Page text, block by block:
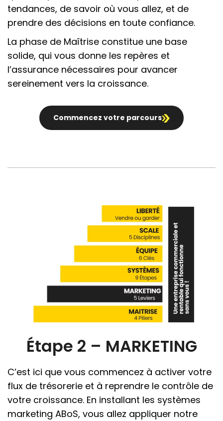
tendances, de savoir où vous allez, et de
prendre des décisions en toute confiance.
La phase de Maîtrise constitue une base
solide, qui vous donne les repères et
l’assurance nécessaires pour avancer
sereinement vers la croissance.
Commencez votre parcours
Étape 2 – MARKETING
C’est ici que vous commencez à activer votre
flux de trésorerie et à reprendre le contrôle de
votre croissance. En installant les systèmes
marketing ABoS, vous allez appliquer notre